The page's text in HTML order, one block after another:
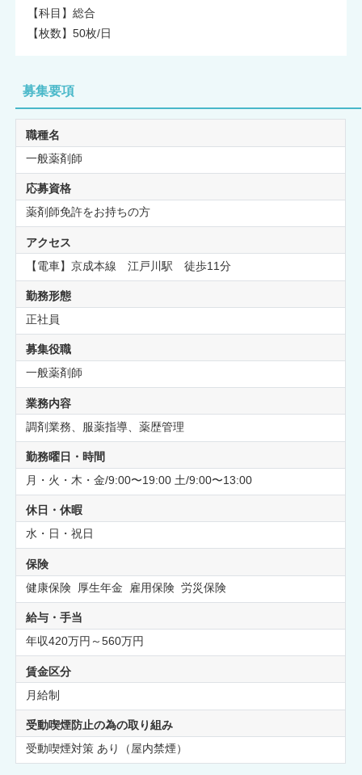
【科目】総合
【枚数】50枚/日
募集要項
職種名
一般薬剤師
応募資格
薬剤師免許をお持ちの方
アクセス
【電車】京成本線 江戸川駅 徒歩11分
勤務形態
正社員
募集役職
一般薬剤師
業務内容
調剤業務、服薬指導、薬歴管理
勤務曜日・時間
月・火・木・金/9:00〜19:00 土/9:00〜13:00
休日・休暇
水・日・祝日
保険
健康保険 厚生年金 雇用保険 労災保険
給与・手当
年収420万円～560万円
賃金区分
月給制
受動喫煙防止の為の取り組み
受動喫煙対策 あり（屋内禁煙）